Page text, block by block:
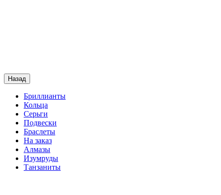
Назад
Бриллианты
Кольца
Серьги
Подвески
Браслеты
На заказ
Алмазы
Изумруды
Танзаниты